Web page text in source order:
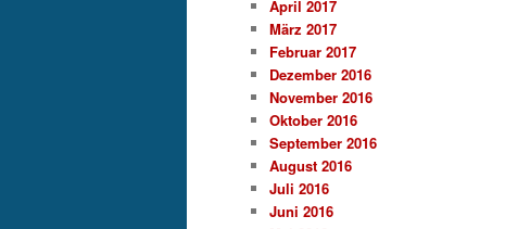
April 2017
März 2017
Februar 2017
Dezember 2016
November 2016
Oktober 2016
September 2016
August 2016
Juli 2016
Juni 2016